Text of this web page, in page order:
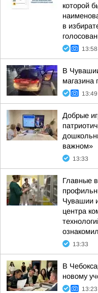
которой
в
13:58
В
магазина
13:49
Добрые
важном»
13:33
Главные
Чувашии
центра
13:33
В
новому
13:23